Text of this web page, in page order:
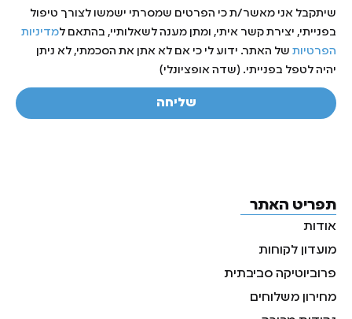
שיתקבל אני מאשר/ת כי הפרטים שמסרתי ישמשו לצורך טיפול
בפנייתי, יצירת קשר איתי, ומתן מענה לשאלותיי, בהתאם למדיניות
הפרטיות של האתר. ידוע לי כי אם לא אתן את הסכמתי, לא ניתן
יהיה לטפל בפנייתי. (שדה אופציונלי)
שליחה
תפריט האתר
אודות
מועדון לקוחות
פרוביוטיקה סביבתית
מחירון משלוחים